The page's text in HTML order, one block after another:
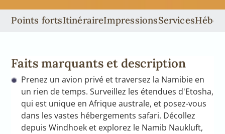
Points fortsItinéraireImpressionsServices
Faits marquants et description
Prenez un avion privé et traversez la Namibie en
un rien de temps. Surveillez les étendues d'Etosha,
qui est unique en Afrique australe, et posez-vous
dans les vastes hébergements safari. Décollez
depuis Windhoek et explorez le Namib Naukluft,